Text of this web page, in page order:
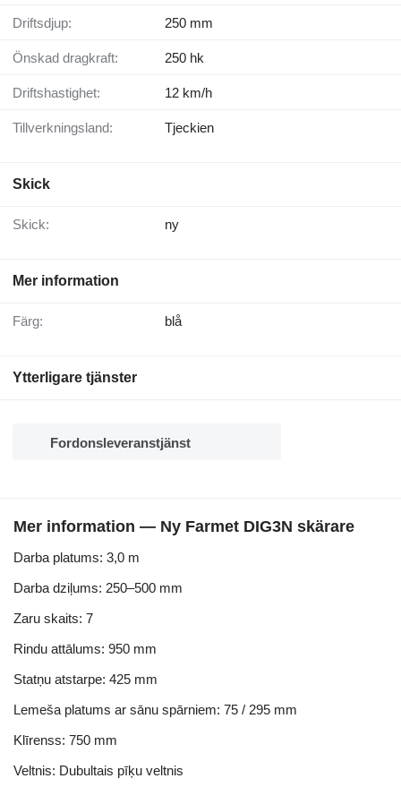
Driftsdjup: 250 mm
Önskad dragkraft: 250 hk
Driftshastighet: 12 km/h
Tillverkningsland: Tjeckien
Skick
Skick: ny
Mer information
Färg: blå
Ytterligare tjänster
Fordonsleveranstjänst
Mer information — Ny Farmet DIG3N skärare
Darba platums: 3,0 m
Darba dziļums: 250–500 mm
Zaru skaits: 7
Rindu attālums: 950 mm
Statņu atstarpe: 425 mm
Lemeša platums ar sānu spārniem: 75 / 295 mm
Klīrenss: 750 mm
Veltnis: Dubultais pīķu veltnis